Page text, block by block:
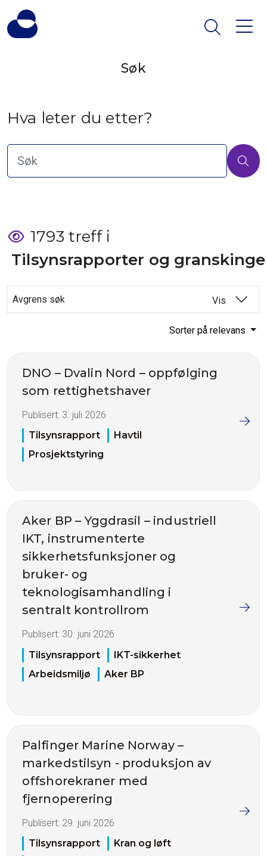
Søk
Hva leter du etter?
1793 treff i
Tilsynsrapporter og
Avgrens søk Vis
Sorter på relevans
DNO – Dvalin Nord – oppfølging
som rettighetshaver
Publisert: 3. juli 2026
Tilsynsrapport
Havtil
Prosjektstyring
Aker BP – Yggdrasil – industriell
IKT, instrumenterte
sikkerhetsfunksjoner og
bruker- og
teknologisamhandling i
sentralt kontrollrom
Publisert: 30. juni 2026
Tilsynsrapport
IKT-sikkerhet
Arbeidsmiljø
Aker BP
Palfinger Marine Norway –
markedstilsyn - produksjon av
offshorekraner med
fjernoperering
Publisert: 29. juni 2026
Tilsynsrapport
Kran og løft